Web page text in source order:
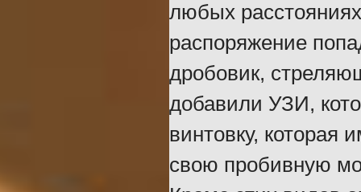
любых
распоряжение
дробовик,
добавили УЗИ,
винтовку,
свою пробивную